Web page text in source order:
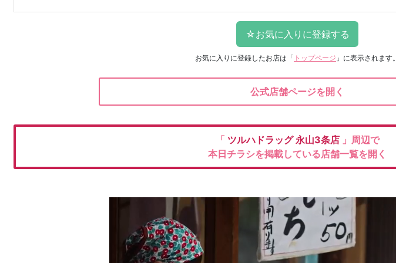
お気に入りに登録したお店は 「 トップページ 」に表示されます。
公式店舗ページを開く
「 ツルハドラッグ永山3条店 」周辺で
本日チラシを掲載している店舗一覧を開く